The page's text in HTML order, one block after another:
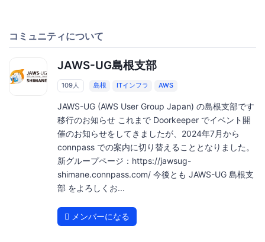
コミュニティについて
JAWS-UG島根支部
109人 島根 ITインフラ AWS
JAWS-UG (AWS User Group Japan) の島根支部です
移行のお知らせ これまで Doorkeeper でイベント開
催のお知らせをしてきましたが、2024年7月から
connpass での案内に切り替えることとなりました。
新グループページ：https://jawsug-
shimane.connpass.com/ 今後とも JAWS-UG 島根支
部 をよろしくお...
メンバーになる